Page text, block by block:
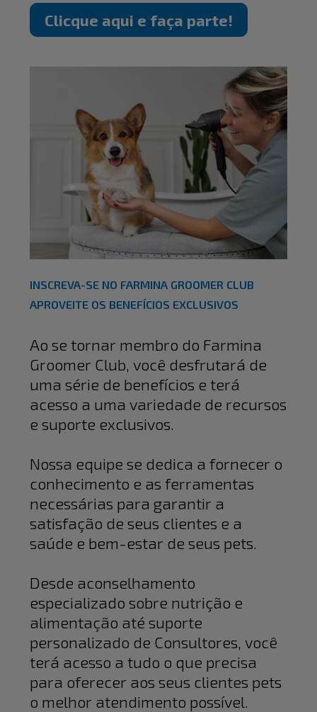
Clicque aqui e faça parte!
INSCREVA-SE NO FARMINA GROOMER CLUB
APROVEITE OS BENEFÍCIOS EXCLUSIVOS
Ao se tornar membro do Farmina
Groomer Club, você desfrutará de
uma série de benefícios e terá
acesso a uma variedade de recursos
e suporte exclusivos.
Nossa equipe se dedica a fornecer o
conhecimento e as ferramentas
necessárias para garantir a
satisfação de seus clientes e a
saúde e bem-estar de seus pets.
Desde aconselhamento
especializado sobre nutrição e
alimentação até suporte
personalizado de Consultores, você
terá acesso a tudo o que precisa
para oferecer aos seus clientes pets
o melhor atendimento possível.